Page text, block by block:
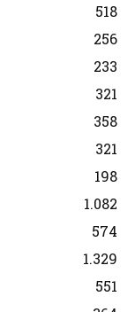
518
256
233
321
358
321
198
1.082
574
1.329
551